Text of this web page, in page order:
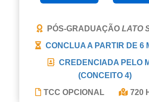
PÓS-GRADUAÇÃO LATO
CONCLUA A PARTIR DE 6
CREDENCIADA PELO
(CONCEITO 4)
TCC OPCIONAL
720